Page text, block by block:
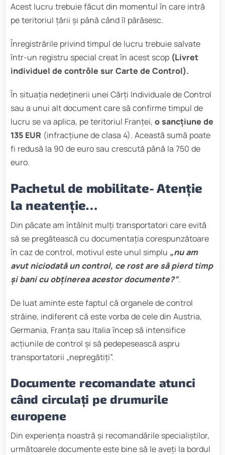
Acest lucru trebuie făcut din momentul în care intră
pe teritoriul țării și până când îl părăsesc.
Înregistrările privind timpul de lucru trebuie salvate
într-un registru special creat în acest scop (Livret
individuel de contrôle sur Carte de Control).
În situația nedeținerii unei Cărți Individuale de Control
sau a unui alt document care să confirme timpul de
lucru se va aplica, pe teritoriul Franței, o sancțiune de
135 EUR (infracțiune de clasa 4). Această sumă poate
fi redusă la 90 de euro sau crescută până la 750 de
euro.
Pachetul de mobilitate- Atenție
la neatenție…
Din păcate am întâlnit mulți transportatori care evită
să se pregătească cu documentația corespunzătoare
în caz de control, motivul este unul simplu „nu am
avut niciodată un control, ce rost are să pierd timp
și bani cu obținerea acestor documente?”.
De luat aminte este faptul că organele de control
străine, indiferent că este vorba de cele din Austria,
Germania, Franța sau Italia încep să intensifice
acțiunile de control și să pedepesească aspru
transportatorii „nepregătiți”.
Documente recomandate atunci
când circulați pe drumurile
europene
Din experiența noastră și recomandările specialiștilor,
următoarele documente este bine să le aveți la bordul